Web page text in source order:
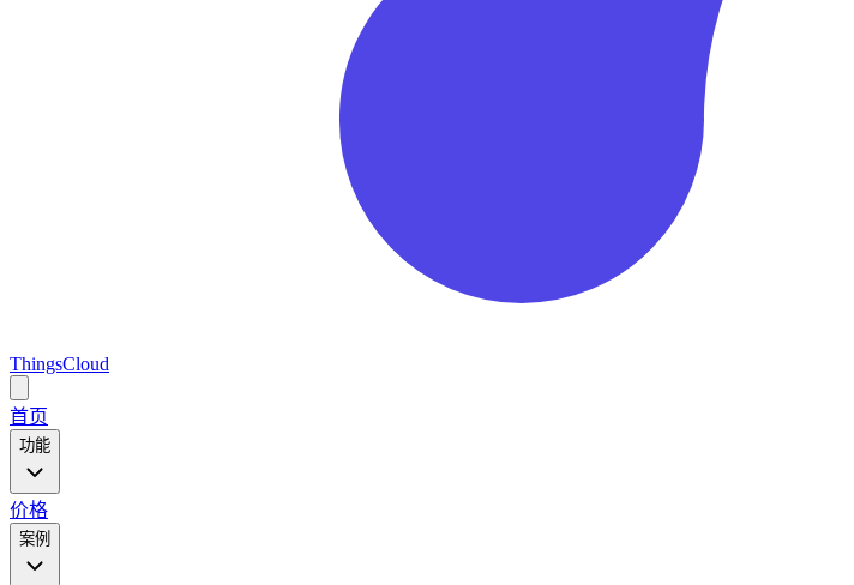
ThingsCloud
main
menu
首页
功能
价格
案例